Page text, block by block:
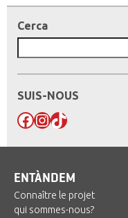
Cerca
SUIS-NOUS
Facebook
Instagram
TikTok
ENTÀNDEM
Connaître le projet
qui sommes-nous?